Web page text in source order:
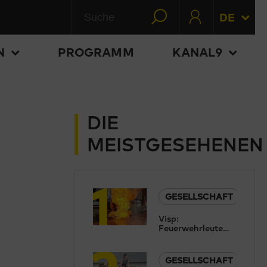
DE
PROGRAMM KANAL9
DIE
MEISTGESEHENEN
1
GESELLSCHAFT
Visp:
Feuerwehrleute
imGESELLSCHAFT